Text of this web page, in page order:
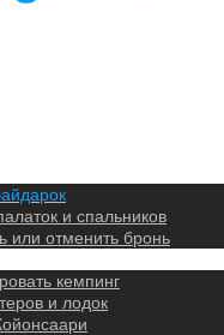
и спальников
или отменить бронь
кемпинг
и лодок